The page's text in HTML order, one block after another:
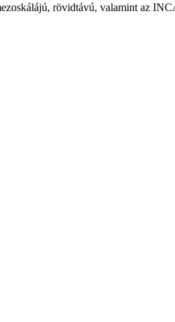
rövidtávú, valamint az